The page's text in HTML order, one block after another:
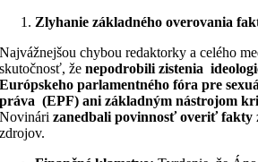
Zlyhanie základného overovania
Najvážnejšou chybou redaktorky a celého
skutočnosť, ženepodrobili zistenia
Európskeho parlamentného fóra pre
práva (EPF) ani základným nástrojom
Novinárizanedbali povinnosť overiť fakty
zdrojov.